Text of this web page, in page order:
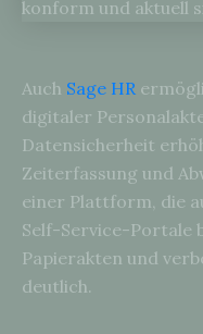
Auch Sage HR
digitaler
Datensicherheit
Zeiterfassung und
einer Plattform, die
Self-Service-Portale
Papierakten und
deutlich.